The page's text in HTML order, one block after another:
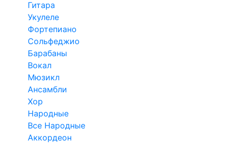
Гитара
Укулеле
Фортепиано
Сольфеджио
Барабаны
Вокал
Мюзикл
Ансамбли
Хор
Народные
Все Народные
Аккордеон